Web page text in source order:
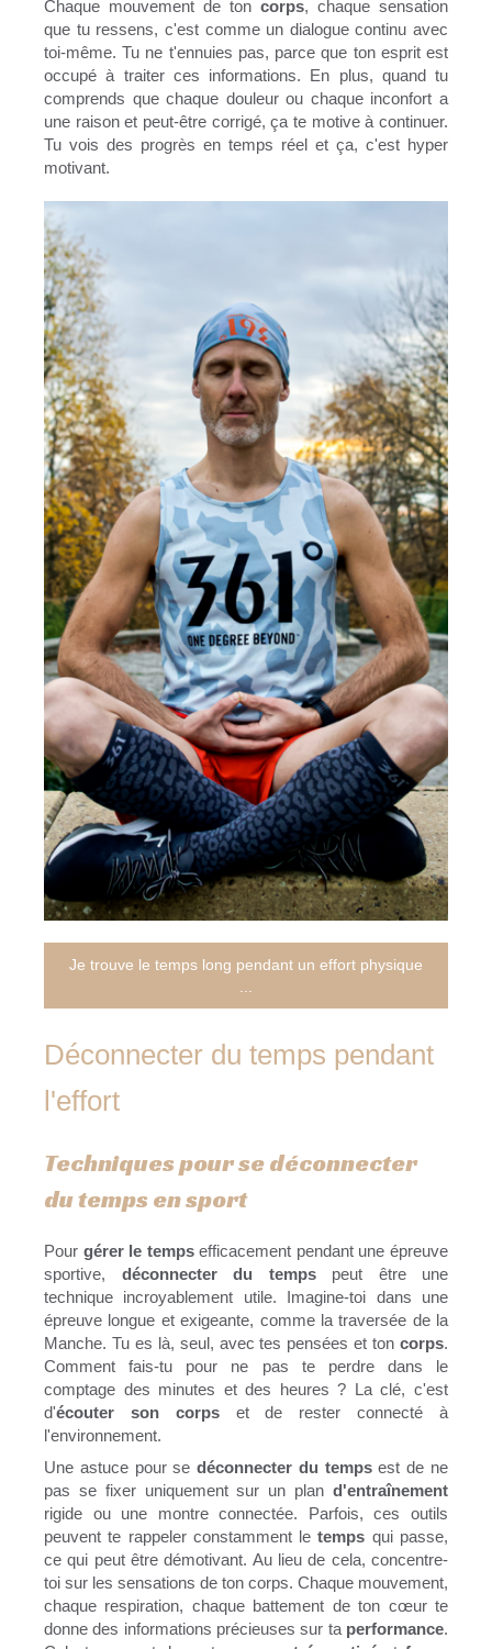
Chaque mouvement de ton corps, chaque sensation
que tu ressens, c'est comme un dialogue continu avec
toi-même. Tu ne t'ennuies pas, parce que ton esprit est
occupé à traiter ces informations. En plus, quand tu
comprends que chaque douleur ou chaque inconfort a
une raison et peut-être corrigé, ça te motive à continuer.
Tu vois des progrès en temps réel et ça, c'est hyper
motivant.
Je trouve le temps long pendant un effort physique
Déconnecter du temps pendant
l'effort
Techniques pour se déconnecter
du temps en sport
Pour gérer le tempsefficacement pendant une épreuve
sportive, déconnecter du tempspeut être une
technique incroyablement utile. Imagine-toi dans une
épreuve longue et exigeante, comme la traversée de la
Manche. Tu es là, seul, avec tes pensées et ton corps.
Comment fais-tu pour ne pas te perdre dans le
comptage des minutes et des heures ? La clé, c'est
d'écouter son corps et de rester connecté à
l'environnement.
Une astuce pour se déconnecter du tempsest de ne
pas se fixer uniquement sur un plan d'entraînement
rigide ou une montre connectée. Parfois, ces outils
peuvent te rappeler constamment letemps qui passe,
ce qui peut être démotivant. Au lieu de cela, concentre-
toi sur les sensations de ton corps. Chaque mouvement,
chaque respiration, chaque battement de ton cœur te
donne des informations précieuses sur ta performance.